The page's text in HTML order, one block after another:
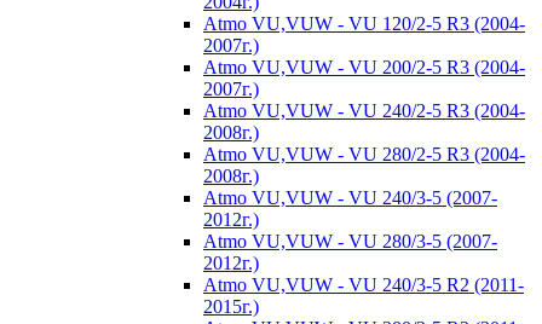
Atmo VU,VUW - VU 120/2-5 R3 (2004-
2007г.)
Atmo VU,VUW - VU 200/2-5 R3 (2004-
2007г.)
Atmo VU,VUW - VU 240/2-5 R3 (2004-
2008г.)
Atmo VU,VUW - VU 280/2-5 R3 (2004-
2008г.)
Atmo VU,VUW - VU 240/3-5 (2007-
2012г.)
Atmo VU,VUW - VU 280/3-5 (2007-
2012г.)
Atmo VU,VUW - VU 240/3-5 R2 (2011-
2015г.)